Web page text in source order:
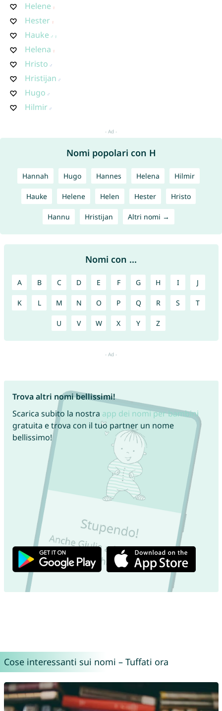
Helene
Hester
Hauke
Helena
Hristo
Hristijan
Hugo
Hilmir
Nomi popolari con H
Hannah Hugo Hannes Helena Hilmir
Hauke Helene Helen Hester Hristo
Hannu Hristijan Altri nomi →
Nomi con ...
A B C D E F G H I J
K L M N O P Q R S T
U V W X Y Z
Trova altri nomi bellissimi!
Scarica subito la nostra app dei nomi per bambini
gratuita e trova con il tuo partner un nome
bellissimo!
Cose interessanti sui nomi – Tuffati ora